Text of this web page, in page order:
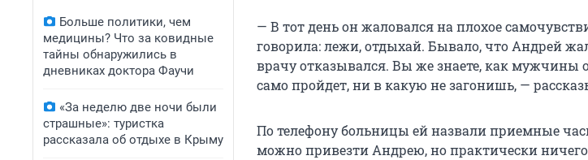
Больше политики, чем
медицины? Что за ковидные
тайны обнаружились в
дневниках доктора Фаучи
«За неделю две ночи были
страшные»: туристка
рассказала об отдыхе в Крыму
— В тот день он жаловался на плохое
говорила: лежи, отдыхай. Бывало, что Андрей
врачу отказывался. Вы же знаете, как мужчины
само пройдет, ни в какую не загонишь, —
По телефону больницы ей назвали приемные
можно привезти Андрею, но практически ничего